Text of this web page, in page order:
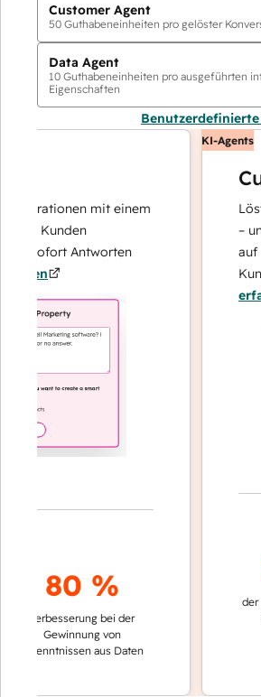
Customer Agent
50 Guthabeneinheiten pro gelöster
Data Agent
10 Guthabeneinheiten pro ausgeführten
Eigenschaften
mit einem
Kunden
sofort Antworten
80 %
Verbesserung bei der
Gewinnung von
aus Daten
KI-Agents
Löst
– und
auf
der